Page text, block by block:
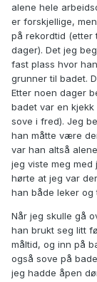
alene hele
er forskjellige,
på rekordtid (etter
dager). Det jeg
fast plass hvor
grunner til badet.
Etter noen dager
badet var en
sove i fred). Jeg
han måtte være
var han altså
jeg viste meg med
hørte at jeg var
han både leker og
Når jeg skulle gå
han brukt seg litt
måltid, og inn på
også sove på
jeg hadde åpen